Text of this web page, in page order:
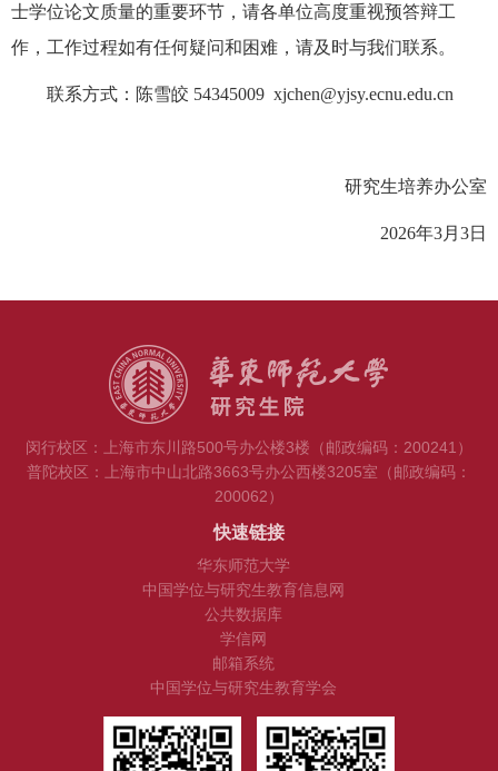
士学位论文质量的重要环节，请各单位高度重视预答辩工
作，工作过程如有任何疑问和困难，请及时与我们联系。
联系方式：陈雪皎 54345009 xjchen@yjsy.ecnu.edu.cn
研究生培养办公室
2026年3月 3日
闵行校区：上海市东川路500号办公楼3楼（邮政编码：200241）
普陀校区：上海市中山北路3663号办公西楼3205室（邮政编码：
200062）
快速链接
华东师范大学
中国学位与研究生教育信息网
公共数据库
学信网
邮箱系统
中国学位与研究生教育学会